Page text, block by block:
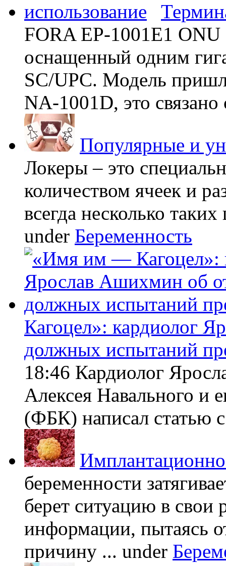
FORA EP-1001E1 ONU
оснащенный одним
SC/UPC. Модель
NA-1001D, это связано
Популярные и
Локеры – это
количеством ячеек и
всегда несколько
under Беременность
Кагоцел»: кардиолог
должных испытаний
18:46 Кардиолог
Алексея Навального и
(ФБК) написал статью
беременности
берет ситуацию в свои
информации, пытаясь
причину ... under